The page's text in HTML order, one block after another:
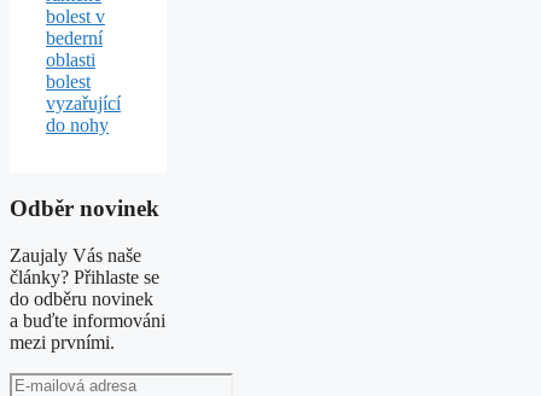
bolest v
bederní
oblasti
bolest
vyzařující
do nohy
Odběr novinek
Zaujaly Vás naše
články? Přihlaste se
do odběru novinek
a buďte informováni
mezi prvními.